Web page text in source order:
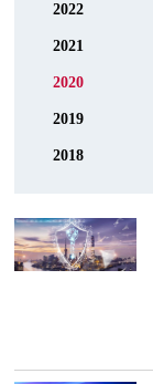
2022
2021
2020
2019
2018